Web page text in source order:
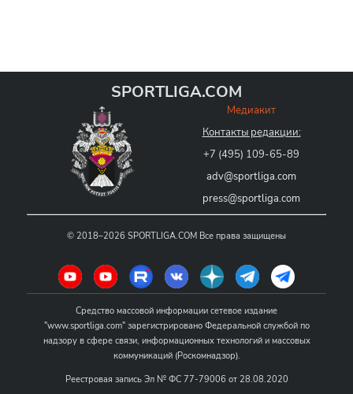
SPORTLIGA.COM
Медиакит
Контакты редакции:
+7 (495) 109-65-89
adv@sportliga.com
press@sportliga.com
© 2018–2026 SPORTLIGA.COM Все права защищены
Средство массовой информации сетевое издание
"www.sportliga.com" зарегистрировано Федеральной службой по
надзору в сфере связи, информационных технологий и массовых
коммуникаций (Роскомнадзор).
Реестровая запись Эл № ФС 77-79006 от 28.08.2020